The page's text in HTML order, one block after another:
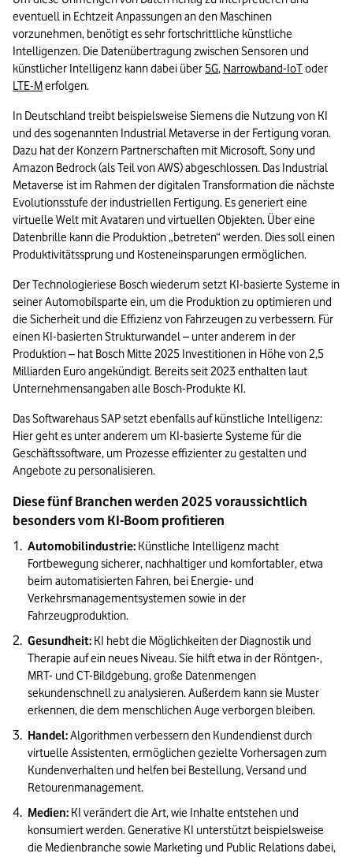
eventuell in Echtzeit Anpassungen an den Maschinen
vorzunehmen, benötigt es sehr fortschrittliche künstliche
Intelligenzen. Die Datenübertragung zwischen Sensoren und
künstlicher Intelligenz kann dabei über 5G, Narrowband-IoT
LTE-M erfolgen.
In Deutschland treibt beispielsweise Siemens die Nutzung von KI
und des sogenannten Industrial Metaverse in der Fertigung voran.
Dazu hat der Konzern Partnerschaften mit Microsoft, Sony und
Amazon Bedrock (als Teil von AWS) abgeschlossen. Das Industrial
Metaverse ist im Rahmen der digitalen Transformation die nächste
Evolutionsstufe der industriellen Fertigung. Es generiert eine
virtuelle Welt mit Avataren und virtuellen Objekten. Über eine
Datenbrille kann die Produktion „betreten“ werden. Dies soll einen
Produktivitätssprung und Kosteneinsparungen ermöglichen.
Der Technologieriese Bosch wiederum setzt KI-basierte Systeme in
seiner Automobilsparte ein, um die Produktion zu optimieren und
die Sicherheit und die Effizienz von Fahrzeugen zu verbessern. Für
einen KI-basierten Strukturwandel – unter anderem in der
Produktion – hat Bosch Mitte 2025 Investitionen in Höhe von 2,5
Milliarden Euro angekündigt. Bereits seit 2023 enthalten laut
Unternehmensangaben alle Bosch-Produkte KI.
Das Softwarehaus SAP setzt ebenfalls auf künstliche Intelligenz:
Hier geht es unter anderem um KI-basierte Systeme für die
Geschäftssoftware, um Prozesse effizienter zu gestalten und
Angebote zu personalisieren.
Diese fünf Branchen werden 2025 voraussichtlich
besonders vom KI-Boom profitieren
Automobilindustrie: Künstliche Intelligenz macht
Fortbewegung sicherer, nachhaltiger und komfortabler, etwa
beim automatisierten Fahren, bei Energie- und
Verkehrsmanagementsystemen sowie in der
Fahrzeugproduktion.
Gesundheit: KI hebt die Möglichkeiten der Diagnostik und
Therapie auf ein neues Niveau. Sie hilft etwa in der Röntgen-,
MRT- und CT-Bildgebung, große Datenmengen
sekundenschnell zu analysieren. Außerdem kann sie Muster
erkennen, die dem menschlichen Auge verborgen bleiben.
Handel: Algorithmen verbessern den Kundendienst durch
virtuelle Assistenten, ermöglichen gezielte Vorhersagen zum
Kundenverhalten und helfen bei Bestellung, Versand und
Retourenmanagement.
Medien: KI verändert die Art, wie Inhalte entstehen und
konsumiert werden. Generative KI unterstützt beispielsweise
die Medienbranche sowie Marketing und Public Relations dabei,